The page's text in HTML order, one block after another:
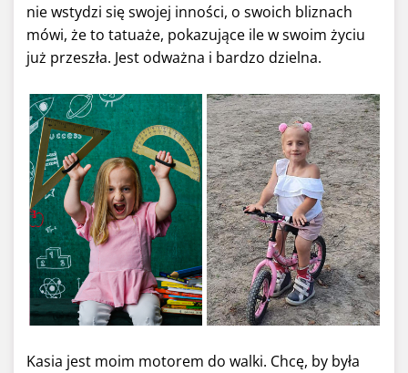
nie wstydzi się swojej inności, o swoich bliznach
mówi, że to tatuaże, pokazujące ile w swoim życiu
już przeszła. Jest odważna i bardzo dzielna.
Kasia jest moim motorem do walki. Chcę, by była